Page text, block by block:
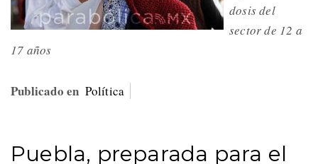
dosis del
sector de 12 a
17 años
Publicado en Política
Puebla, preparada para el